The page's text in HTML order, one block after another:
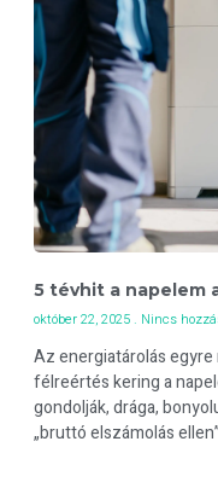
5 tévhit a napelem
október 22, 2025 Nincs
Az energiatárolás
félreértés kering a
gondolják, drága,
„bruttó elszámolás